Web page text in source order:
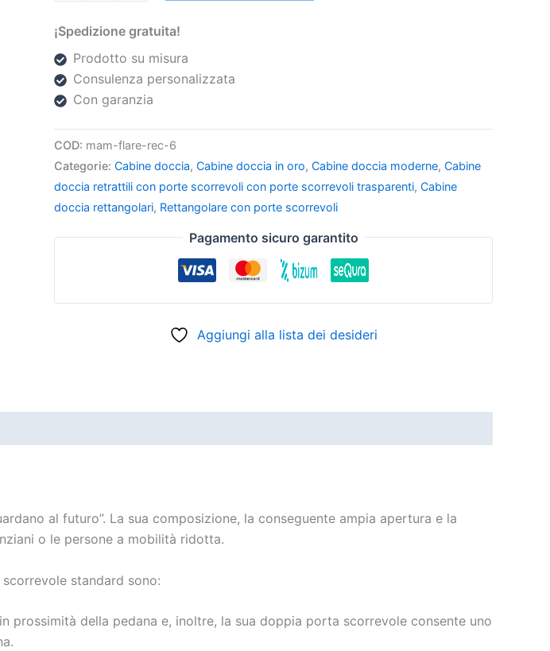
¡Spedizione gratuita!
Prodotto su misura
Consulenza personalizzata
Con garanzia
COD: mam-flare-rec-6
Categorie: Cabine doccia, Cabine doccia in oro, Cabine doccia moderne, Cabine
doccia retrattili con porte scorrevoli con porte scorrevoli trasparenti, Cabine
doccia rettangolari, Rettangolare con porte scorrevoli
Pagamento sicuro garantito
Aggiungi alla lista dei desideri
al futuro”. La sua composizione, la conseguente ampia apertura e la
o le persone a mobilità ridotta.
standard sono:
della pedana e, inoltre, la sua doppia porta scorrevole consente uno